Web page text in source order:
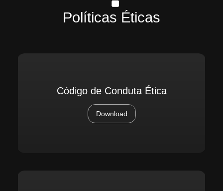
Políticas Éticas
Código de Conduta Ética
Download